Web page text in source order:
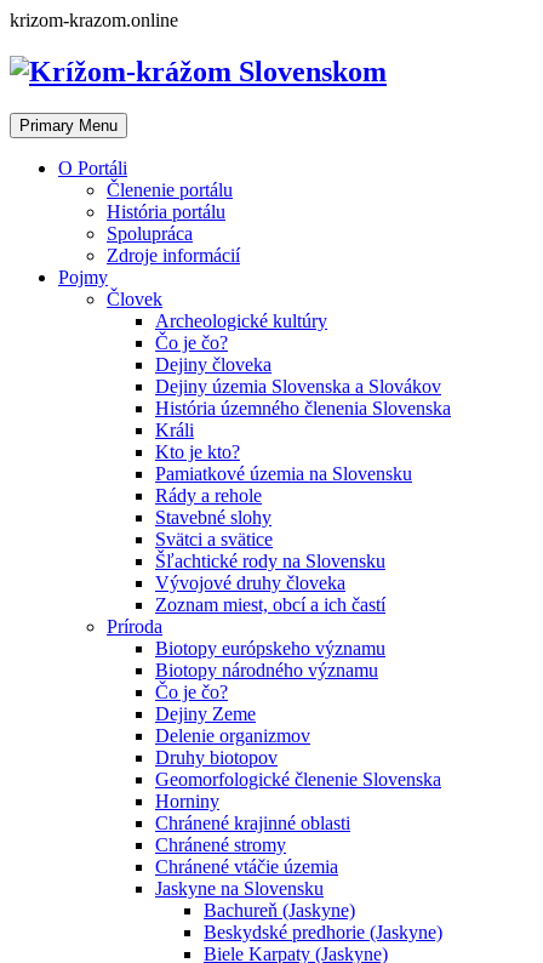
Skip
content
krizom-krazom.online
Primary Menu
O Portáli
Členenie portálu
História portálu
Spolupráca
Zdroje informácií
Pojmy
Človek
Archeologické kultúry
Čo je čo?
Dejiny človeka
Dejiny územia Slovenska a Slovákov
História územného členenia Slovenska
Králi
Kto je kto?
Pamiatkové územia na Slovensku
Rády a rehole
Stavebné slohy
Svätci a svätice
Šľachtické rody na Slovensku
Vývojové druhy človeka
Zoznam miest, obcí a ich častí
Príroda
Biotopy európskeho významu
Biotopy národného významu
Čo je čo?
Dejiny Zeme
Delenie organizmov
Druhy biotopov
Geomorfologické členenie Slovenska
Horniny
Chránené krajinné oblasti
Chránené stromy
Chránené vtáčie územia
Jaskyne na Slovensku
Bachureň (Jaskyne)
Beskydské predhorie (Jaskyne)
Biele Karpaty (Jaskyne)